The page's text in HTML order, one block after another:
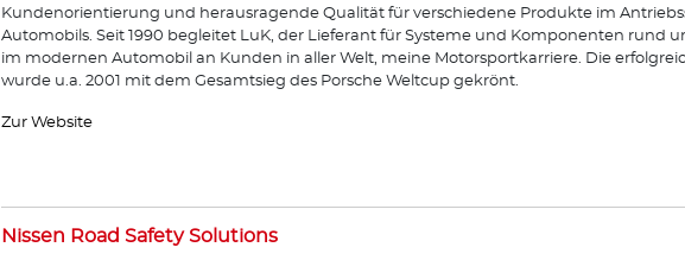
Kundenorientierung und herausragende Qualität für verschiedene Produkte im
Automobils. Seit 1990 begleitet LuK, der Lieferant für Systeme und Komponenten rund
im modernen Automobil an Kunden in aller Welt, meine Motorsportkarriere. Die
wurde u.a. 2001 mit dem Gesamtsieg des Porsche Weltcup gekrönt.
Zur Website
Nissen Road Safety Solutions